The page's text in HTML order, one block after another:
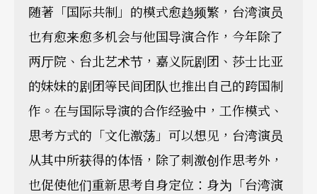
随著「国际共制」的模式愈趋频繁，台湾演员
也有愈来愈多机会与他国导演合作，今年除了
两厅院、台北艺术节，嘉义阮剧团、莎士比亚
的妹妹的剧团等民间团队也推出自己的跨国制
作。在与国际导演的合作经验中，工作模式、
思考方式的「文化激荡」可以想见，台湾演员
从其中所获得的体悟，除了刺激创作思考外，
也促使他们重新思考自身定位：身为「台湾演